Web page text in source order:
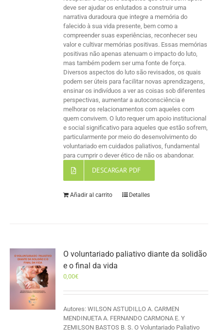
deve ser ajudar os enlutados a construir uma
narrativa duradoura que integre a memória do
falecido à sua vida presente, bem como a
compreender suas experiências, reconhecer seu
valor e cultivar memórias positivas. Essas memórias
positivas não apenas atenuam o impacto do luto,
mas também podem ser uma fonte de força.
Diversos aspectos do luto são revisados, os quais
podem ser úteis para facilitar novas aprendizagens,
ensinar os indivíduos a ver as coisas sob diferentes
perspectivas, aumentar a autoconsciência e
melhorar os relacionamentos com aqueles com
quem convivem. O luto requer um apoio institucional
e social significativo para aqueles que estão sofrem,
particularmente por meio do desenvolvimento do
voluntariado em cuidados paliativos, fundamental
para cumprir o dever ético de não os abandonar.
DESCARGAR PDF
Añadir al carrito Detalles
O voluntariado paliativo diante da solidão
e o final da vida
0,00€
Autores: WILSON ASTUDILLO A. CARMEN
MENDINUETA A. FERNANDO CARMONA E. Y
ZEMILSON BASTOS B. S. O Voluntariado Paliativo